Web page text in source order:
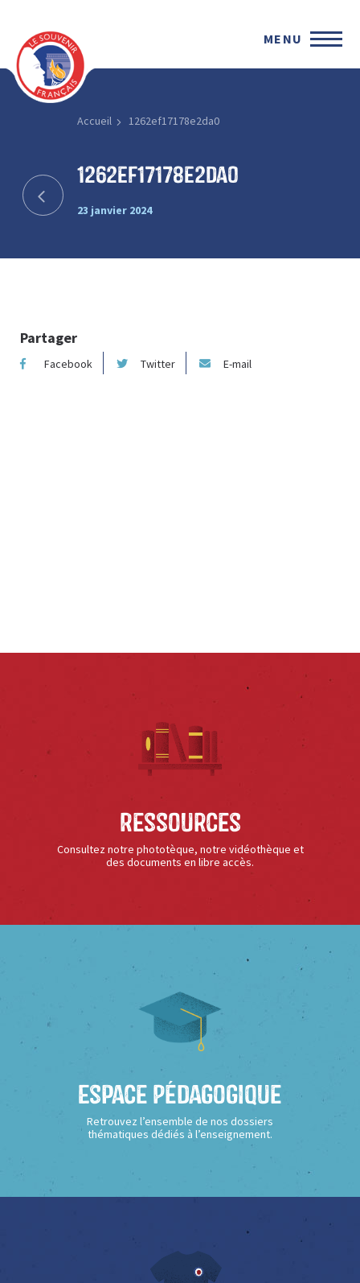
MENU
Accueil 1262ef17178e2da0
1262ef17178e2da0
23 janvier 2024
Partager
Facebook Twitter E-mail
Ressources
Consultez notre phototèque, notre vidéothèque et
des documents en libre accès.
Espace Pédagogique
Retrouvez l’ensemble de nos dossiers
thématiques dédiés à l’enseignement.